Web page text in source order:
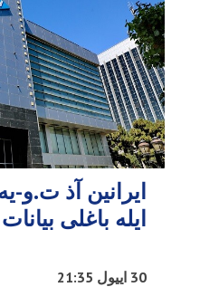
ایرانین آذ
ایله باغلی
30 اییول 21:35